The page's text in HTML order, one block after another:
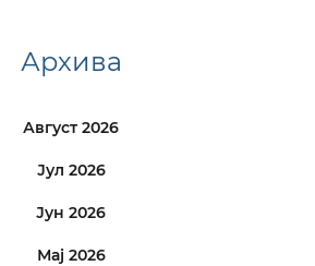
Архива
Август 2026
Јул 2026
Јун 2026
Мај 2026